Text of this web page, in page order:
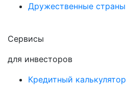
Дружественные страны
Сервисы
для инвесторов
Кредитный калькулятор